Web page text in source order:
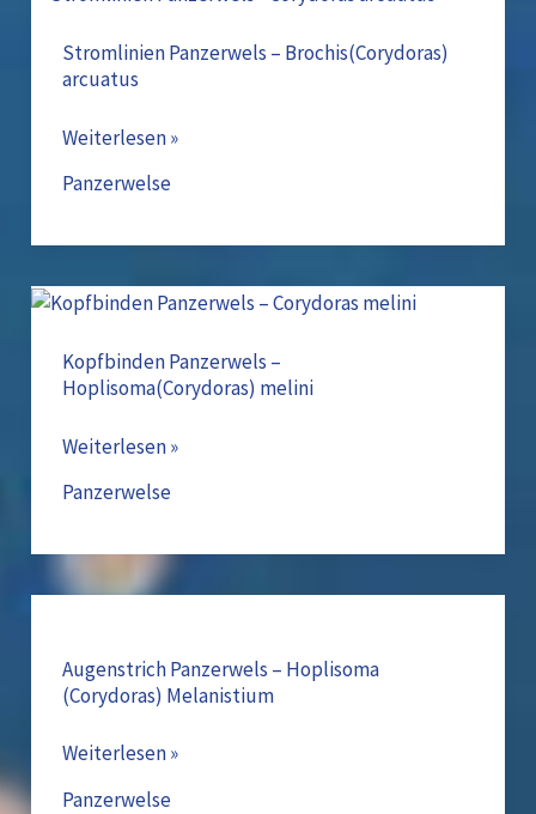
Stromlinien Panzerwels – Brochis(Corydoras)
arcuatus
–
Brochis(Corydoras)
Weiterlesen »
Panzerwelse
Kopfbinden Panzerwels –
Hoplisoma(Corydoras) melini
Kopfbinden
–
Hoplisoma(Corydoras)
Weiterlesen »
Panzerwelse
Augenstrich Panzerwels – Hoplisoma
(Corydoras) Melanistium
–
Hoplisoma
Melanistium
Weiterlesen »
Panzerwelse